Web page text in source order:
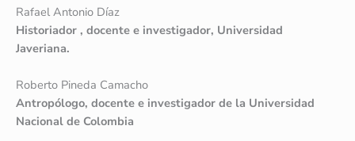
Rafael Antonio Díaz
Historiador , docente e investigador, Universidad
Javeriana.
Roberto Pineda Camacho
Antropólogo, docente e investigador de la Universidad
Nacional de Colombia